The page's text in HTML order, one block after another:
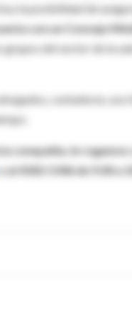
la posibilidad de
con un Consejo
del sector de la
contadores,
compañía, le rogamos
o al 4342-5346 de 9.00 a